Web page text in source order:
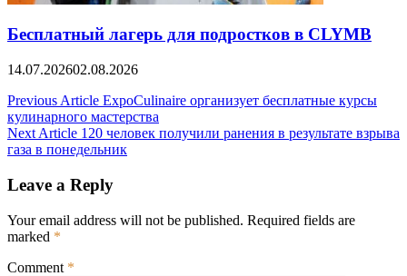
Бесплатный лагерь для подростков в CLYMB
14.07.202602.08.2026
Post
navigation
Previous Article ExpoCulinaire организует бесплатные курсы
кулинарного мастерства
Next Article 120 человек получили ранения в результате взрыва
газа в понедельник
Leave a Reply
Your email address will not be published. Required fields are
marked *
Comment *